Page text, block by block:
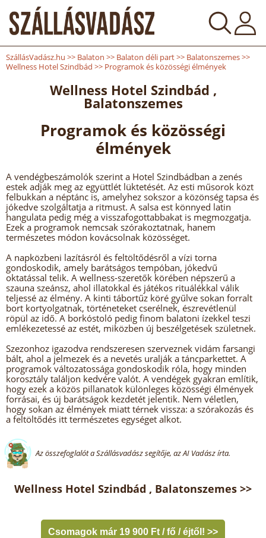
SzállásVadász.hu >> Balaton >> Balaton déli part>> Balatonszemes>>
Wellness Hotel Szindbád >> Programok és közösségi élmények
Wellness Hotel Szindbád ,
Balatonszemes
Programok és közösségi
élmények
A vendégbeszámolók szerint a Hotel Szindbádban a zenés
estek adják meg az együttlét lüktetését. Az esti műsorok közt
felbukkan a néptánc is, amelyhez sokszor a közönség tapsa és
jókedve szolgáltatja a ritmust. A salsa est könnyed latin
hangulata pedig még a visszafogottabbakat is megmozgatja.
Ezek a programok nemcsak szórakoztatnak, hanem
természetes módon kovácsolnak közösséget.
A napközbeni lazításról és feltöltődésről a vízi torna
gondoskodik, amely barátságos tempóban, jókedvű
oktatással telik. A wellness-szeretők körében népszerű a
szauna szeánsz, ahol illatokkal és játékos rituálékkal válik
teljessé az élmény. A kinti tábortűz köré gyűlve sokan forralt
bort kortyolgatnak, történeteket cserélnek, észrevétlenül
röpül az idő. A borkóstoló pedig finom balatoni ízekkel teszi
emlékezetessé az estét, miközben új beszélgetések születnek.
Szezonhoz igazodva rendszeresen szerveznek vidám farsangi
bált, ahol a jelmezek és a nevetés uralják a táncparkettet. A
programok változatossága gondoskodik róla, hogy minden
korosztály találjon kedvére valót. A vendégek gyakran említik,
hogy ezek a közös pillanatok különleges közösségi élmények
forrásai, és új barátságok kezdetét jelentik. Nem véletlen,
hogy sokan az élmények miatt térnek vissza: a szórakozás és
a feltöltődés itt természetes egységet alkot.
Az összefoglalót a Szállásvadász segítője, az AI Vadász írta.
Wellness Hotel Szindbád , Balatonszemes >>
Csomagok már 19 900 Ft / fő / éjtől! >>